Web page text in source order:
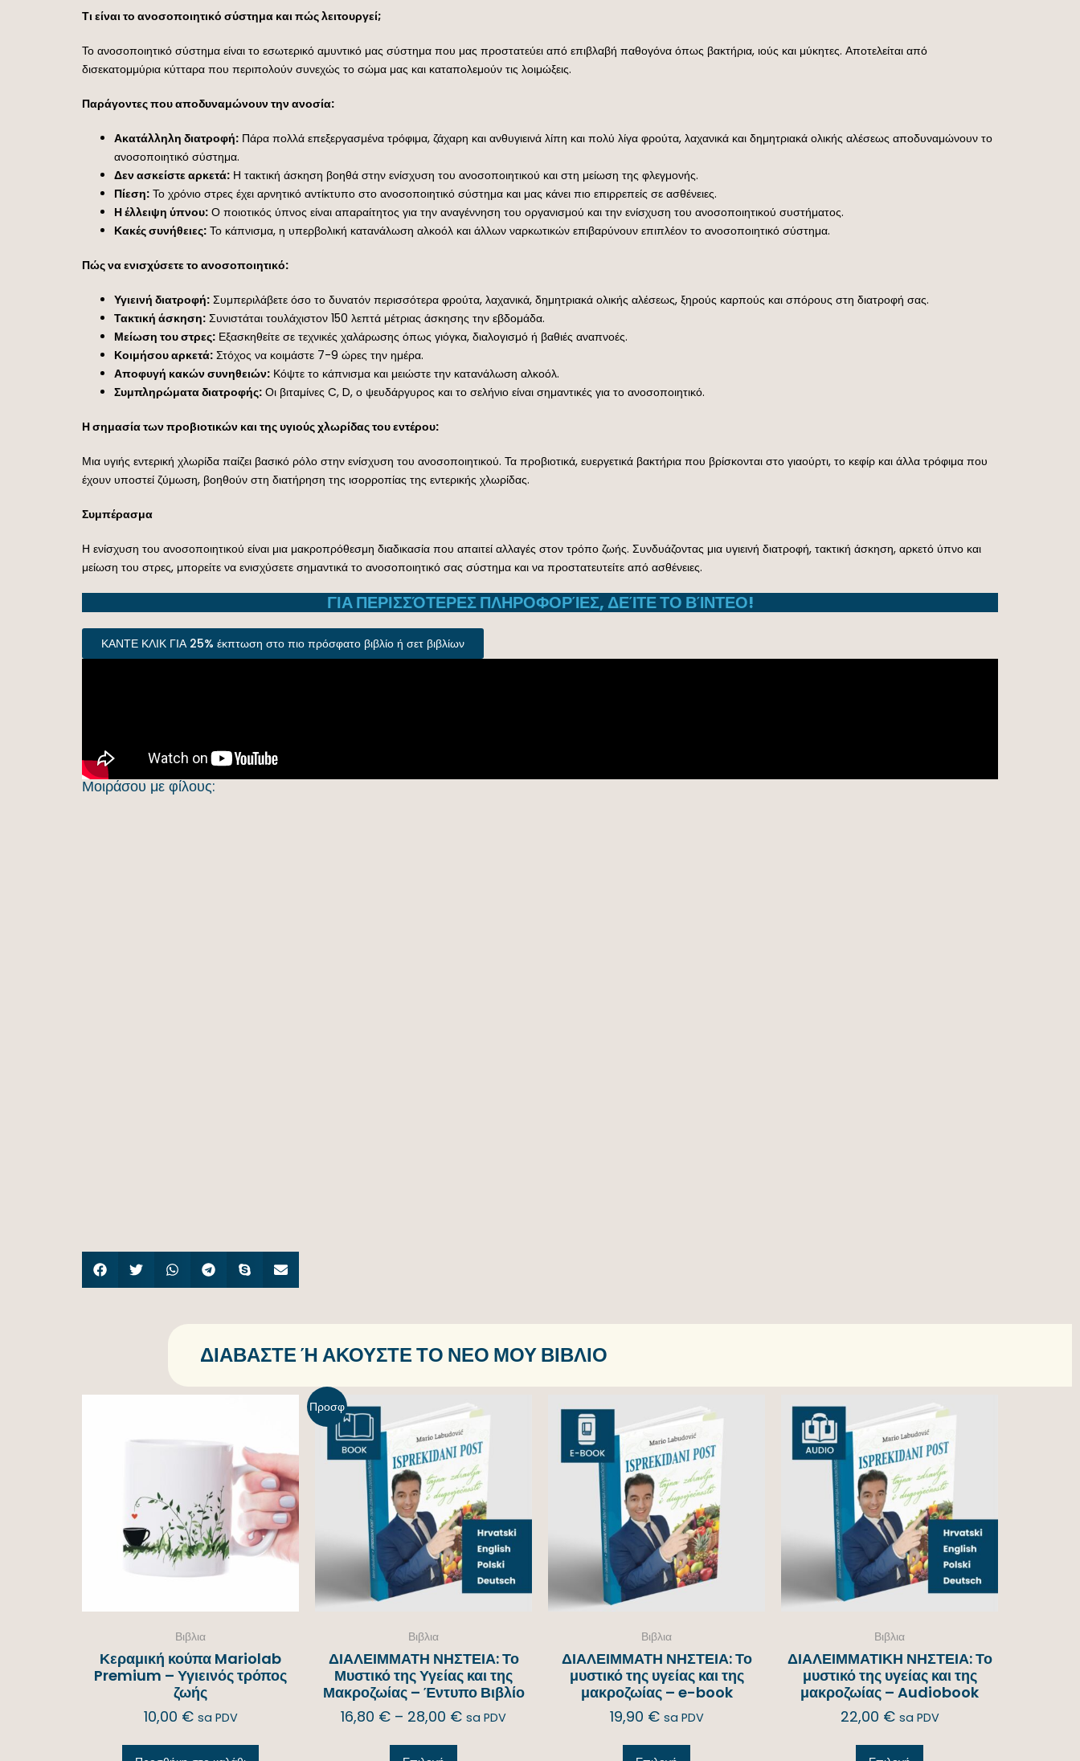
Τι είναι το ανοσοποιητικό σύστημα και πώς λειτουργεί;
Το ανοσοποιητικό σύστημα είναι το εσωτερικό αμυντικό μας σύστημα που μας προστατεύει από επιβλαβή παθογόνα όπως βακτήρια, ιούς και μύκητες. Αποτελείται από
δισεκατομμύρια κύτταρα που περιπολούν συνεχώς το σώμα μας και καταπολεμούν τις λοιμώξεις.
Παράγοντες που αποδυναμώνουν την ανοσία:
Ακατάλληλη διατροφή: Πάρα πολλά επεξεργασμένα τρόφιμα, ζάχαρη και ανθυγιεινά λίπη και πολύ λίγα φρούτα, λαχανικά και δημητριακά ολικής αλέσεως αποδυναμώνουν το
ανοσοποιητικό σύστημα.
Δεν ασκείστε αρκετά: Η τακτική άσκηση βοηθά στην ενίσχυση του ανοσοποιητικού και στη μείωση της φλεγμονής.
Πίεση: Το χρόνιο στρες έχει αρνητικό αντίκτυπο στο ανοσοποιητικό σύστημα και μας κάνει πιο επιρρεπείς σε ασθένειες.
Η έλλειψη ύπνου: Ο ποιοτικός ύπνος είναι απαραίτητος για την αναγέννηση του οργανισμού και την ενίσχυση του ανοσοποιητικού συστήματος.
Κακές συνήθειες: Το κάπνισμα, η υπερβολική κατανάλωση αλκοόλ και άλλων ναρκωτικών επιβαρύνουν επιπλέον το ανοσοποιητικό σύστημα.
Πώς να ενισχύσετε το ανοσοποιητικό:
Υγιεινή διατροφή: Συμπεριλάβετε όσο το δυνατόν περισσότερα φρούτα, λαχανικά, δημητριακά ολικής αλέσεως, ξηρούς καρπούς και σπόρους στη διατροφή σας.
Τακτική άσκηση: Συνιστάται τουλάχιστον 150 λεπτά μέτριας άσκησης την εβδομάδα.
Μείωση του στρες: Εξασκηθείτε σε τεχνικές χαλάρωσης όπως γιόγκα, διαλογισμό ή βαθιές αναπνοές.
Κοιμήσου αρκετά: Στόχος να κοιμάστε 7-9 ώρες την ημέρα.
Αποφυγή κακών συνηθειών: Κόψτε το κάπνισμα και μειώστε την κατανάλωση αλκοόλ.
Συμπληρώματα διατροφής: Οι βιταμίνες C, D, ο ψευδάργυρος και το σελήνιο είναι σημαντικές για το ανοσοποιητικό.
Η σημασία των προβιοτικών και της υγιούς χλωρίδας του εντέρου:
Μια υγιής εντερική χλωρίδα παίζει βασικό ρόλο στην ενίσχυση του ανοσοποιητικού. Τα προβιοτικά, ευεργετικά βακτήρια που βρίσκονται στο γιαούρτι, το κεφίρ και άλλα τρόφιμα που
έχουν υποστεί ζύμωση, βοηθούν στη διατήρηση της ισορροπίας της εντερικής χλωρίδας.
Συμπέρασμα
Η ενίσχυση του ανοσοποιητικού είναι μια μακροπρόθεσμη διαδικασία που απαιτεί αλλαγές στον τρόπο ζωής. Συνδυάζοντας μια υγιεινή διατροφή, τακτική άσκηση, αρκετό ύπνο και
μείωση του στρες, μπορείτε να ενισχύσετε σημαντικά το ανοσοποιητικό σας σύστημα και να προστατευτείτε από ασθένειες.
ΓΙΑ ΠΕΡΙΣΣΌΤΕΡΕΣ ΠΛΗΡΟΦΟΡΊΕΣ, ΔΕΊΤΕ ΤΟ ΒΊΝΤΕΟ!
ΚΑΝΤΕ ΚΛΙΚ ΓΙΑ 25% έκπτωση στο πιο πρόσφατο βιβλίο ή σετ βιβλίων
Μοιράσου με φίλους:
ΔΙΑΒΆΣΤΕ Ή ΑΚΟΎΣΤΕ ΤΟ ΝΈΟ ΜΟΥ ΒΙΒΛΊΟ
Βιβλια
Κεραμική κούπα Mariolab
Premium – Υγιεινός τρόπος
ζωής
10,00 € sa PDV
Προσφ
Βιβλια
ΔΙΑΛΕΙΜΜΑΤΗ ΝΗΣΤΕΙΑ: Το
Μυστικό της Υγείας και της
Μακροζωίας – Έντυπο Βιβλίο
16,80 € – 28,00 € sa PDV
Βιβλια
ΔΙΑΛΕΙΜΜΑΤΗ ΝΗΣΤΕΙΑ: Το
μυστικό της υγείας και της
μακροζωίας – e-book
19,90 € sa PDV
Βιβλια
ΔΙΑΛΕΙΜΜΑΤΙΚΗ ΝΗΣΤΕΙΑ: Το
μυστικό της υγείας και της
μακροζωίας – Audiobook
22,00 € sa PDV